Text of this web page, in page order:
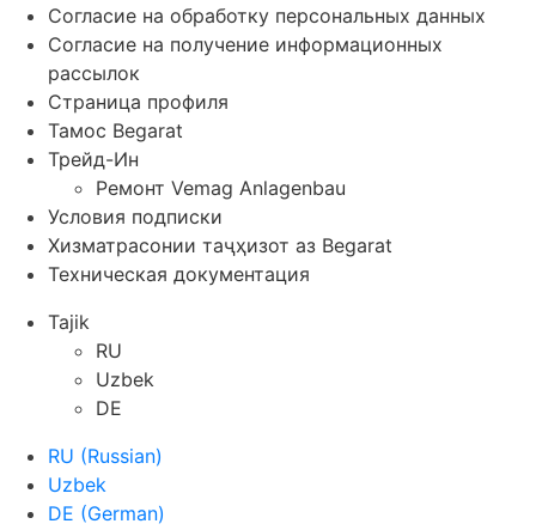
Согласие на обработку персональных данных
Согласие на получение информационных
рассылок
Страница профиля
Тамос Begarat
Трейд-Ин
Ремонт Vemag Anlagenbau
Условия подписки
Хизматрасонии таҷҳизот аз Begarat
Техническая документация
Tajik
RU
Uzbek
DE
RU (Russian)
Uzbek
DE (German)